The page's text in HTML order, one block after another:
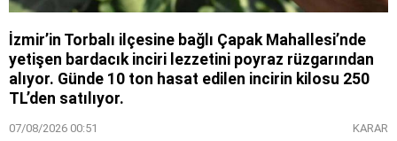
İzmir’in Torbalı ilçesine bağlı Çapak Mahallesi’nde
yetişen bardacık inciri lezzetini poyraz rüzgarından
alıyor. Günde 10 ton hasat edilen incirin kilosu 250
TL’den satılıyor.
07/08/2026 00:51 KARAR